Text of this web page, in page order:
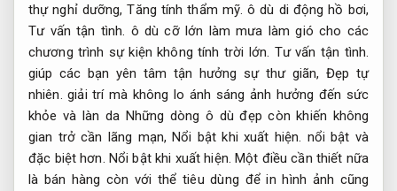
thự nghỉ dưỡng,Tăng tính thẩm mỹ. ô dù di động hồ bơi,
Tư vấn tận tình. ô dù cỡ lớn làm mưa làm gió cho các
chương trình sự kiện không tính trời lớn. Tư vấn tận tình.
giúp các bạn yên tâm tận hưởng sự thư giãn, Đẹp tự
nhiên. giải trí mà không lo ánh sáng ảnh hưởng đến sức
khỏe và làn da Những dòng ô dù đẹp còn khiến không
gian trở cần lãng mạn,Nổi bật khi xuất hiện. nổi bật và
đặc biệt hơn. Nổi bật khi xuất hiện. Một điều cần thiết nữa
là bán hàng còn với thể tiêu dùng để in hình ảnh cũng